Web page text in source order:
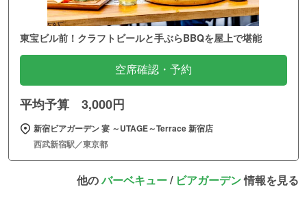
東宝ビル前！クラフトビールと手ぶらBBQを屋上で堪能
空席確認・予約
平均予算 3,000円
新宿ビアガーデン 宴 ～UTAGE～Terrace 新宿店
西武新宿駅／東京都
他のバーベキュー/ ビアガーデン情報を見る